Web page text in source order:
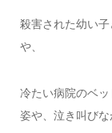
殺害された幼い
や、
冷たい病院のベ
姿や、泣き叫び